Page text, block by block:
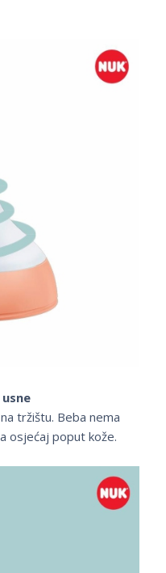
tržištu. Beba nema
osjećaj poput kože.